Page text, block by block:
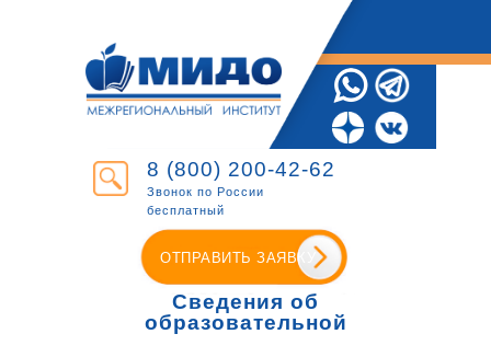
8 (800) 200-42-62
Звонок по России
бесплатный
ОТПРАВИТЬ ЗАЯВКУ
Сведения об
образовательной